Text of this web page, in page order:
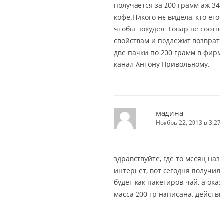
получается за 200 грамм аж
кофе.Никого не видела, кто
чтобы похудел. Товар не
свойствам и подлежит
две пачки по 200 грамм в
канал Антону Привольному.
мадина
Ноябрь 22, 2013 в
здравствуйте, где то месяц
интернет, вот сегодня
будет как пакетиров чай, а
масса 200 гр написана.